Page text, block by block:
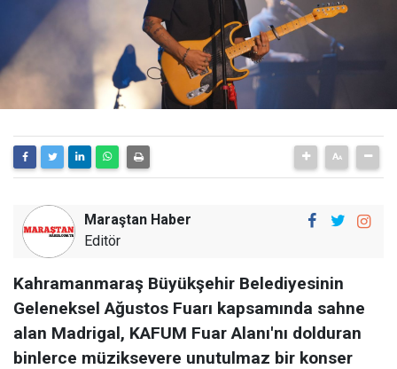
Maraştan Haber
Editör
Kahramanmaraş Büyükşehir Belediyesinin
Geleneksel Ağustos Fuarı kapsamında sahne
alan Madrigal, KAFUM Fuar Alanı'nı dolduran
binlerce müziksevere unutulmaz bir konser